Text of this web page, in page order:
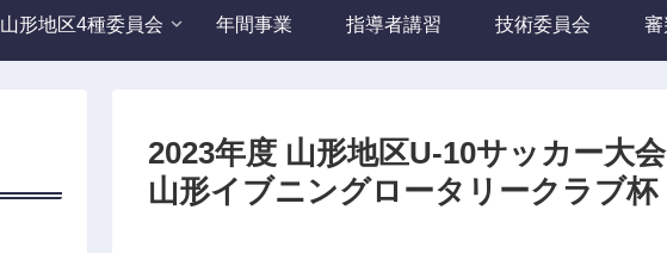
山形地区4種委員会 年間事業 指導者講習 技術委員会 審
2023年度 山形地区U-10サッカー大
山形イブニングロータリークラブ杯